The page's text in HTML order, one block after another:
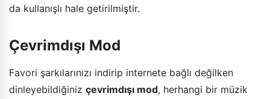
da kullanışlı hale getirilmiştir.
Çevrimdışı Mod
Favori şarkılarınızı indirip internete bağlı değilken
dinleyebildiğiniz çevrimdışı mod, herhangi bir müzik